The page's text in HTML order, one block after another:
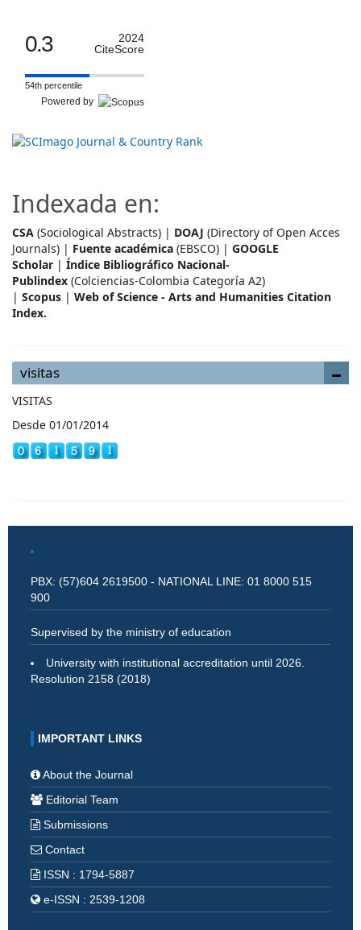
0.3
2024
CiteScore
54th percentile
Powered by
Indexada en:
CSA (Sociological Abstracts) | DOAJ (Directory of Open Acces
Journals) | Fuente académica (EBSCO) | GOOGLE
Scholar | Índice Bibliográfico Nacional-
Publindex (Colciencias-Colombia Categoría A2)
| Scopus | Web of Science - Arts and Humanities Citation
Index.
visitas
VISITAS
Desde 01/01/2014
PBX: (57)604 2619500 - NATIONAL LINE: 01 8000 515
900
Supervised by the ministry of education
University with institutional accreditation until 2026.
Resolution 2158 (2018)
IMPORTANT LINKS
About the Journal
Editorial Team
Submissions
Contact
ISSN : 1794-5887
e-ISSN : 2539-1208